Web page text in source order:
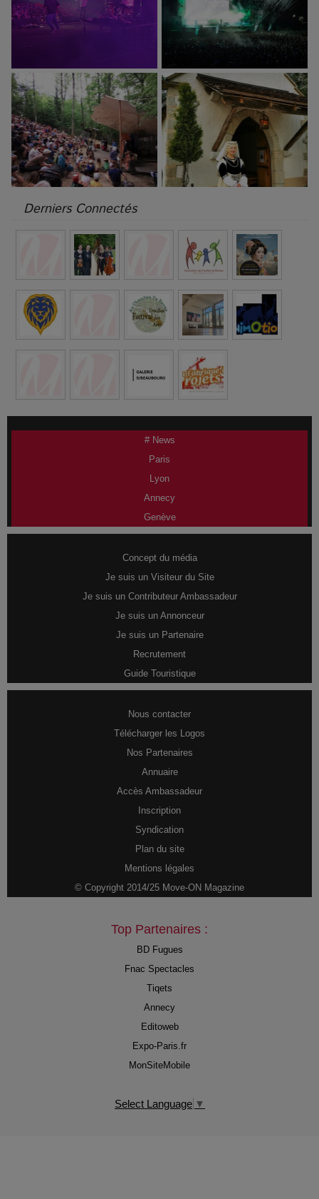
Derniers Connectés
# News
Paris
Lyon
Annecy
Genève
Concept du média
Je suis un Visiteur du Site
Je suis un Contributeur Ambassadeur
Je suis un Annonceur
Je suis un Partenaire
Recrutement
Guide Touristique
Nous contacter
Télécharger les Logos
Nos Partenaires
Annuaire
Accès Ambassadeur
Inscription
Syndication
Plan du site
Mentions légales
© Copyright 2014/25 Move-ON Magazine
Top Partenaires :
BD Fugues
Fnac Spectacles
Tiqets
Annecy
Editoweb
Expo-Paris.fr
MonSiteMobile
Select Language ▼